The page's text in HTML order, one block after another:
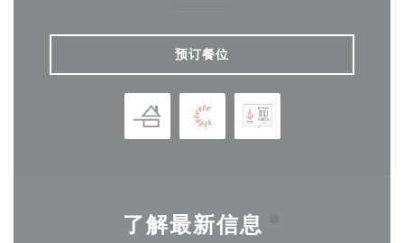
预订餐位
了解最新信息